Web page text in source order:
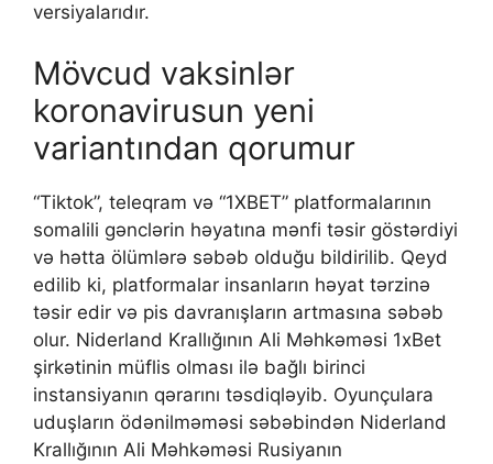
vеrsiyаlаrıdır.
Mövcud vaksinlər
koronavirusun yeni
variantından qorumur
“Tiktok”, teleqram və “1XBET” platformalarının
somalili gənclərin həyatına mənfi təsir göstərdiyi
və hətta ölümlərə səbəb olduğu bildirilib. Qeyd
edilib ki, platformalar insanların həyat tərzinə
təsir edir və pis davranışların artmasına səbəb
olur. Niderland Krallığının Ali Məhkəməsi 1xBet
şirkətinin müflis olması ilə bağlı birinci
instansiyanın qərarını təsdiqləyib. Oyunçulara
uduşların ödənilməməsi səbəbindən Niderland
Krallığının Ali Məhkəməsi Rusiyanın